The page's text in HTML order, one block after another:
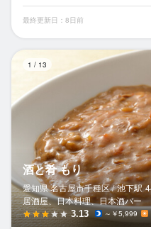
最終更新日：8日前
1 / 13
酒と肴 もり
愛知県 名古屋市千種区 / 池下駅
居酒屋、日本料理、日本酒バー
3.13 ～￥5,999